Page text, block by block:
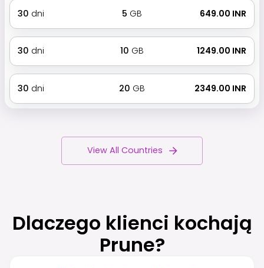
30 dni 5 GB ₹ 649.00 INR
30 dni 10 GB ₹ 1249.00 INR
30 dni 20 GB ₹ 2349.00 INR
View All Countries
Dlaczego klienci kochają
Prune?